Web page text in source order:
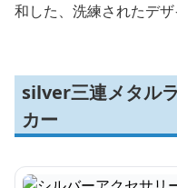
和した、洗練されたデザ
silver三連メタル
カー